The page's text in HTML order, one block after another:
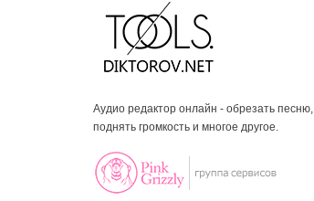
Аудио редактор онлайн - обрезать песню,
поднять громкость и многое другое.